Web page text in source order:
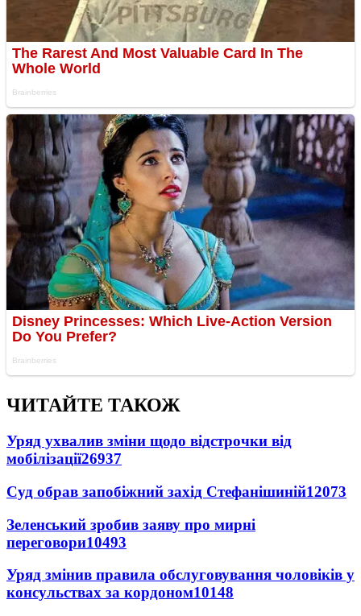
ЧИТАЙТЕ ТАКОЖ
Уряд ухвалив зміни щодо відстрочки від
мобілізації26937
Суд обрав запобіжний захід Стефанішиній12073
Зеленський зробив заяву про мирні
переговори10493
Уряд змінив правила обслуговування чоловіків у
консульствах за кордоном10148